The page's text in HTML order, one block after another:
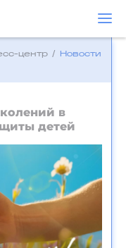
центр /
Новости
в
детей